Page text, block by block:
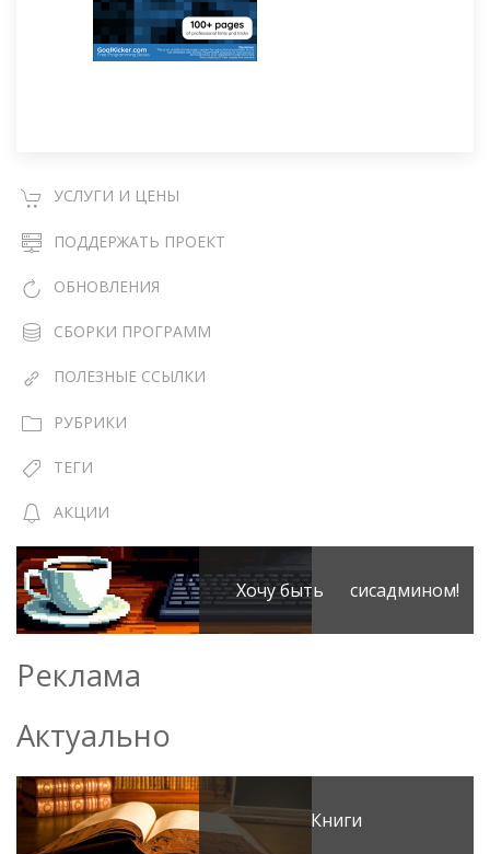
УСЛУГИ И ЦЕНЫ
ПОДДЕРЖАТЬ ПРОЕКТ
ОБНОВЛЕНИЯ
СБОРКИ ПРОГРАММ
ПОЛЕЗНЫЕ ССЫЛКИ
РУБРИКИ
ТЕГИ
АКЦИИ
Хочу быть сисадмином!
Реклама
Актуально
Книги